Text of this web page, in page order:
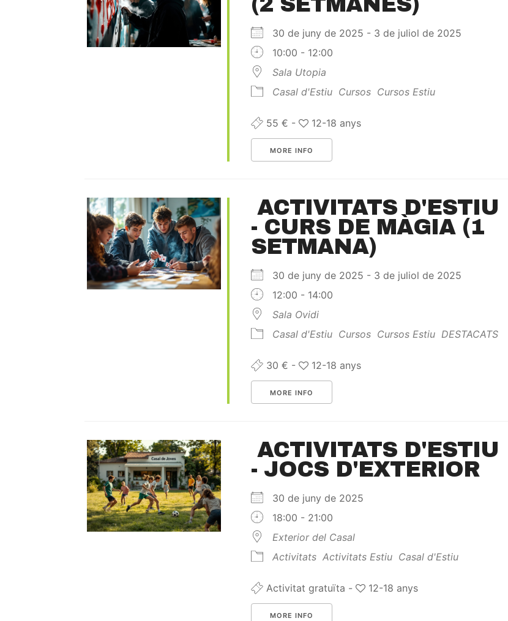
30 de juny de 2025 - 3 de juliol de 2025
10:00 - 12:00
Sala Utopia
Casal d'Estiu Cursos Cursos Estiu
55 € - 12-18 anys
MORE INFO
ACTIVITATS D'ESTIU
- CURS DE MÀGIA (1
SETMANA)
30 de juny de 2025 - 3 de juliol de 2025
12:00 - 14:00
Sala Ovidi
Casal d'Estiu Cursos Cursos Estiu DESTACATS
30 € - 12-18 anys
MORE INFO
ACTIVITATS D'ESTIU
- JOCS D'EXTERIOR
30 de juny de 2025
18:00 - 21:00
Exterior del Casal
Activitats Activitats Estiu Casal d'Estiu
Activitat gratuïta - 12-18 anys
MORE INFO